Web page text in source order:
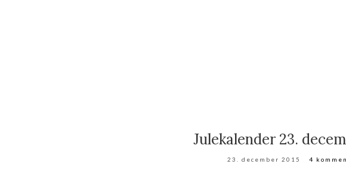
Julekalender 23.
23. december 2015 4